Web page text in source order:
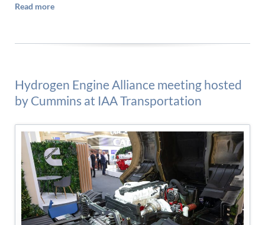
Read more
Hydrogen Engine Alliance meeting hosted
by Cummins at IAA Transportation